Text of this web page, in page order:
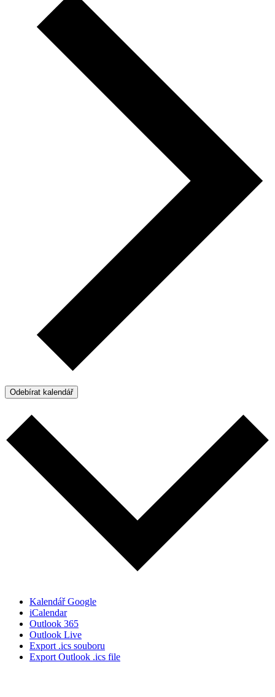
Odebírat kalendář
Kalendář Google
iCalendar
Outlook 365
Outlook Live
Export .ics souboru
Export Outlook .ics file